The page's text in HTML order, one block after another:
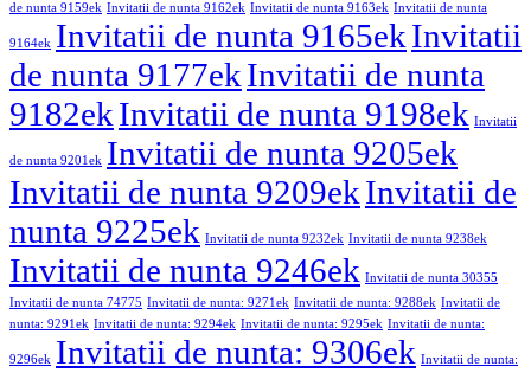
de nunta 9159ek Invitatii de nunta 9162ek Invitatii de nunta 9163ek Invitatii de nunta
9164ek Invitatii de nunta 9165ekInvitatii
de nunta 9177ekInvitatii de nunta
9182ekInvitatii de nunta 9198ek Invitatii
de nunta 9201ek Invitatii de nunta 9205ek
Invitatii de nunta 9209ekInvitatii de
nunta 9225ek Invitatii de nunta 9232ek Invitatii de nunta 9238ek
Invitatii de nunta 9246ek Invitatii de nunta 30355
Invitatii de nunta 74775 Invitatii de nunta: 9271ek Invitatii de nunta: 9288ek Invitatii de
nunta: 9291ek Invitatii de nunta: 9294ek Invitatii de nunta: 9295ek Invitatii de nunta:
9296ek Invitatii de nunta: 9306ek Invitatii de nunta: